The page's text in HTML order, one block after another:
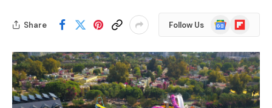
Share Follow Us
Google
News
Flipboard